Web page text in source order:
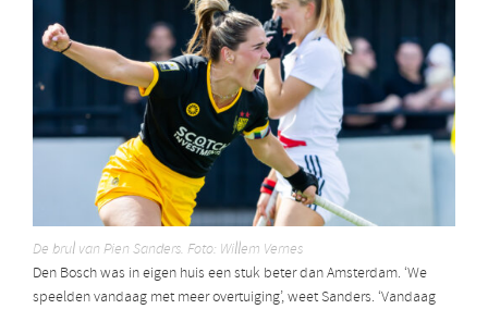
De brul van Pien Sanders. Foto: Willem Vernes
Den Bosch was in eigen huis een stuk beter dan Amsterdam. ‘We
speelden vandaag met meer overtuiging’, weet Sanders. ‘Vandaag